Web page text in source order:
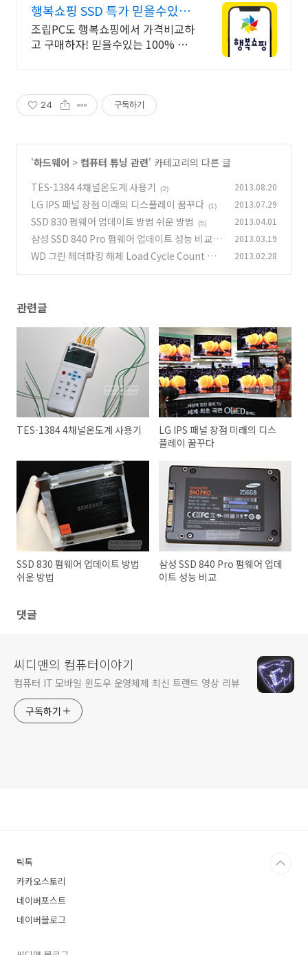
행복쇼핑 SSD 특가 믿을수있는
100% 매매보호
조립PC도 행복쇼핑에서 가격비교하
고 구매하자! 믿을수있는 100% 매
24 구독하기
'하드웨어 > 컴퓨터 튜닝 관련' 카테고리의 다른 글
TES-1384 4채널온도계 사용기
(2) 2013.08.20
LG IPS 패널 장점 미래의 디스플레이 꿈꾸다 (1) 2013.07.29
SSD 830 펌웨어 업데이트 방법 쉬운 방법 (5) 2013.04.01
삼성 SSD 840 Pro 펌웨어 업데이트 성능 비교
(13)
2013.03.19
WD 그린 헤더파킹 해제 Load Cycle Count wd
2013.02.28
관련글
TES-1384 4채널온도계 사용기
LG IPS 패널 장점 미래의 디스
플레이 꿈꾸다
SSD 830 펌웨어 업데이트 방법
쉬운 방법
삼성 SSD 840 Pro 펌웨어 업데
이트 성능 비교
댓글
씨디맨의 컴퓨터이야기
컴퓨터 IT 모바일 윈도우 운영체제 최신 트랜드 영상 리뷰
구독하기
틱톡
카카오스토리
네이버포스트
네이버블로그